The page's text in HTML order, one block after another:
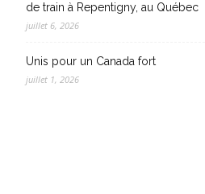
de train à Repentigny, au Québec
juillet 6, 2026
Unis pour un Canada fort
juillet 1, 2026